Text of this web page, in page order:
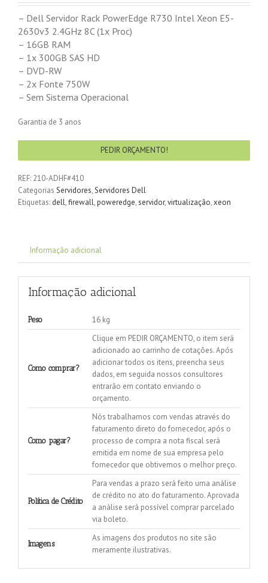
– Dell Servidor Rack PowerEdge R730 Intel Xeon E5-
2630v3 2.4GHz 8C (1x Proc)
– 16GB RAM
– 1x 300GB SAS HD
– DVD-RW
– 2x Fonte 750W
– Sem Sistema Operacional
Garantia de 3 anos
PEDIR ORÇAMENTO!
REF: 210-ADHF#410
Categorias Servidores,Servidores Dell
Etiquetas: dell,firewall,poweredge,servidor,virtualização,xeon
Informação adicional
Informação adicional
Peso 16 kg
Como comprar?
Clique em PEDIR ORÇAMENTO, o item será
adicionado ao carrinho de cotações. Após
adicionar todos os itens, preencha seus
dados, em seguida nossos consultores
entrarão em contato enviando o
orçamento.
Como pagar?
Nós trabalhamos com vendas através do
faturamento direto do fornecedor, após o
processo de compra a nota fiscal será
emitida em nome de sua empresa pelo
fornecedor que obtivemos o melhor preço.
Política de Crédito
Para vendas a prazo será feito uma análise
de crédito no ato do faturamento. Aprovada
a análise será possível comprar parcelado
via boleto.
Imagens
As imagens dos produtos no site são
meramente ilustrativas.